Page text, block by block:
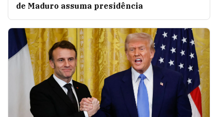
de Maduro assuma presidência